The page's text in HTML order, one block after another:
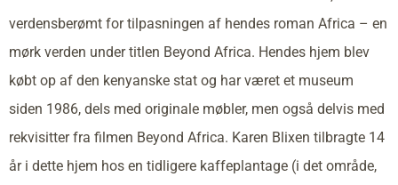
verdensberømt for tilpasningen af hendes roman Africa – en
mørk verden under titlen Beyond Africa. Hendes hjem blev
købt op af den kenyanske stat og har været et museum
siden 1986, dels med originale møbler, men også delvis med
rekvisitter fra filmen Beyond Africa. Karen Blixen tilbragte 14
år i dette hjem hos en tidligere kaffeplantage (i det område,